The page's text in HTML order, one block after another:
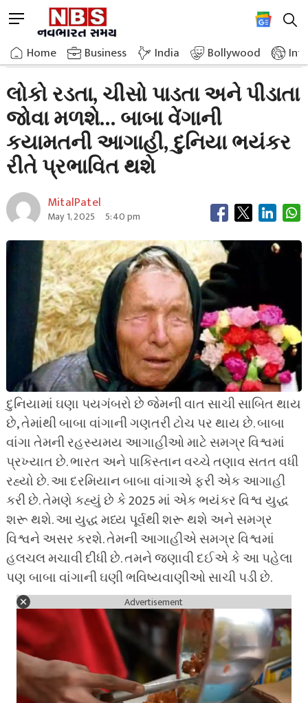
to
content
M
n
u
u
t
o
n
Home Business India Bollywood
Home»Breaking News»People Will Be Seen Crying And Screaming And Suffering Baba Vengas Doomsday
લોકો રડતા, ચીસો પાડતા અને પીડાતા
જોવા મળશે… બાબા વેંગાની
કયામતની આગાહી, દુનિયા ભયંકર
રીતે પ્રભાવિત થશે
MitalPatel
May 1, 2025 5:40 pm
દુનિયામાં ઘણા પયગંબરો છે જેમની વાત સાચી સાબિત થાય
છે, તેમાંથી બાબા વાંગાની ગણતરી ટોચ પર થાય છે. બાબા
વાંગા તેમની રહસ્યમય આગાહીઓ માટે સમગ્ર વિશ્વમાં
પ્રખ્યાત છે. ભારત અને પાકિસ્તાન વચ્ચે તણાવ સતત વધી
રહ્યો છે. આ દરમિયાન બાબા વાંગાએ ફરી એક આગાહી
કરી છે. તેમણે કહ્યું છે કે 2025 માં એક ભયંકર વિશ્વ યુદ્ધ
શરૂ થશે. આ યુદ્ધ મધ્ય પૂર્વથી શરૂ થશે અને સમગ્ર
વિશ્વને અસર કરશે. તેમની આગાહીએ સમગ્ર વિશ્વમાં
હલચલ મચાવી દીધી છે. તમને જણાવી દઈએ કે આ પહેલા
પણ બાબા વાંગાની ઘણી ભવિષ્યવાણીઓ સાચી પડી છે.
Advertisement